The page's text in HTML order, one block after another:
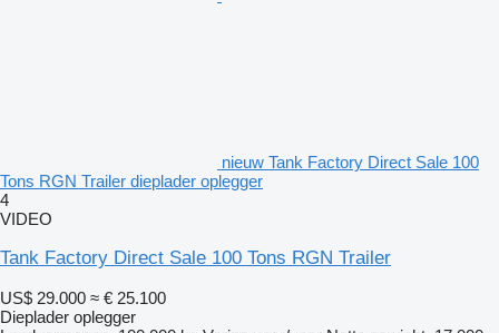
nieuw Tank Factory Direct Sale 100
Tons RGN Trailer dieplader oplegger
4
VIDEO
Tank Factory Direct Sale 100 Tons RGN Trailer
US$ 29.000 ≈ € 25.100
Dieplader oplegger